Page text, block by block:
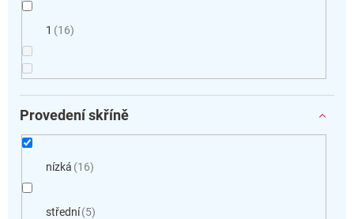
1 16
Provedení skříně
nízká 16
střední 5